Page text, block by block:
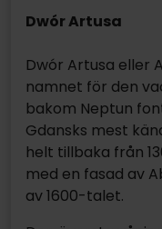
Dwór Artusa
Dwór Artusa eller
namnet för den
bakom Neptun
Gdansks mest
helt tillbaka från
med en fasad av
av 1600-talet.